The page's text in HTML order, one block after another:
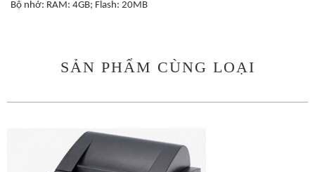
Bộ nhớ: RAM: 4GB; Flash: 20MB
SẢN PHẨM CÙNG LOẠI